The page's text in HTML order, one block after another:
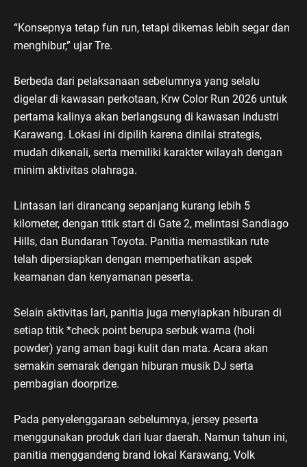
“Konsepnya tetap fun run, tetapi dikemas lebih segar dan
menghibur,” ujar Tre.
Berbeda dari pelaksanaan sebelumnya yang selalu
digelar di kawasan perkotaan, Krw Color Run 2026 untuk
pertama kalinya akan berlangsung di kawasan industri
Karawang. Lokasi ini dipilih karena dinilai strategis,
mudah dikenali, serta memiliki karakter wilayah dengan
minim aktivitas olahraga.
Lintasan lari dirancang sepanjang kurang lebih 5
kilometer, dengan titik start di Gate 2, melintasi Sandiago
Hills, dan Bundaran Toyota. Panitia memastikan rute
telah dipersiapkan dengan memperhatikan aspek
keamanan dan kenyamanan peserta.
Selain aktivitas lari, panitia juga menyiapkan hiburan di
setiap titik *check point berupa serbuk warna (holi
powder) yang aman bagi kulit dan mata. Acara akan
semakin semarak dengan hiburan musik DJ serta
pembagian doorprize.
Pada penyelenggaraan sebelumnya, jersey peserta
menggunakan produk dari luar daerah. Namun tahun ini,
panitia menggandeng brand lokal Karawang, Volk